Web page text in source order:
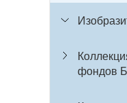
фондов